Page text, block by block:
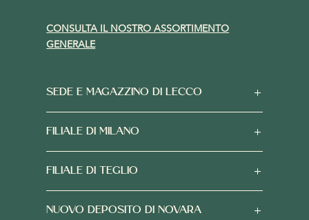
CONSULTA IL NOSTRO ASSORTIMENTO
GENERALE
SEDE E MAGAZZINO DI LECCO
FILIALE DI MILANO
FILIALE DI TEGLIO
NUOVO DEPOSITO DI NOVARA